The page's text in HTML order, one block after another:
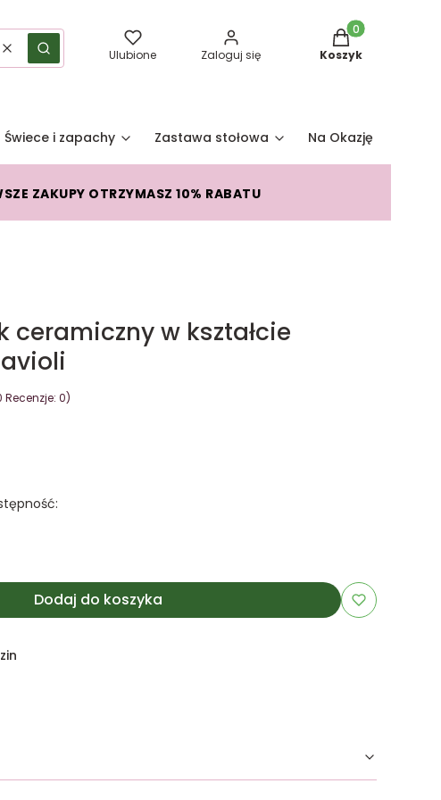
WyczyśćSzukaj Ulubione Zaloguj się
Produkty w
Koszyk
Świece i zapachy Zastawa stołowa Na Okazję
ZAKUPY OTRZYMASZ 10% RABATU
ceramiczny w kształcie
Recenzje: 0)
Dodaj do koszyka